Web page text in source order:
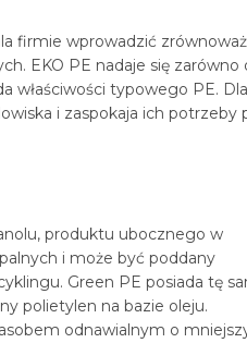
firmie wprowadzić
EKO PE nadaje się
właściwości typowego PE.
i zaspokaja ich potrzeby
produktu ubocznego w
i może być poddany
Green PE posiada tę
polietylen na bazie oleju.
odnawialnym o